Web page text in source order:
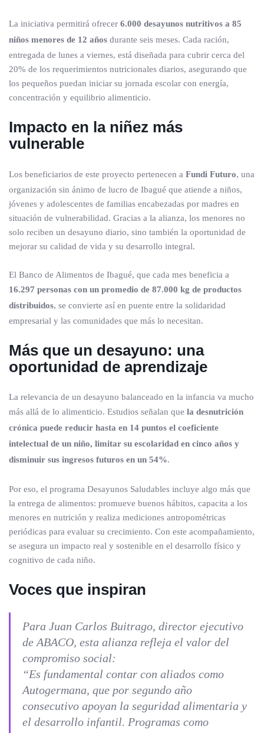
La iniciativa permitirá ofrecer 6.000 desayunos nutritivos a 85
niños menores de 12 años durante seis meses. Cada ración,
entregada de lunes a viernes, está diseñada para cubrir cerca del
20% de los requerimientos nutricionales diarios, asegurando que
los pequeños puedan iniciar su jornada escolar con energía,
concentración y equilibrio alimenticio.
Impacto en la niñez más
vulnerable
Los beneficiarios de este proyecto pertenecen a Fundi Futuro, una
organización sin ánimo de lucro de Ibagué que atiende a niños,
jóvenes y adolescentes de familias encabezadas por madres en
situación de vulnerabilidad. Gracias a la alianza, los menores no
solo reciben un desayuno diario, sino también la oportunidad de
mejorar su calidad de vida y su desarrollo integral.
El Banco de Alimentos de Ibagué, que cada mes beneficia a
16.297 personas con un promedio de 87.000 kg de productos
distribuidos, se convierte así en puente entre la solidaridad
empresarial y las comunidades que más lo necesitan.
Más que un desayuno: una
oportunidad de aprendizaje
La relevancia de un desayuno balanceado en la infancia va mucho
más allá de lo alimenticio. Estudios señalan que la desnutrición
crónica puede reducir hasta en 14 puntos el coeficiente
intelectual de un niño, limitar su escolaridad en cinco años y
disminuir sus ingresos futuros en un 54%.
Por eso, el programa Desayunos Saludables incluye algo más que
la entrega de alimentos: promueve buenos hábitos, capacita a los
menores en nutrición y realiza mediciones antropométricas
periódicas para evaluar su crecimiento. Con este acompañamiento,
se asegura un impacto real y sostenible en el desarrollo físico y
cognitivo de cada niño.
Voces que inspiran
Para Juan Carlos Buitrago, director ejecutivo
de ABACO, esta alianza refleja el valor del
compromiso social:
“Es fundamental contar con aliados como
Autogermana, que por segundo año
consecutivo apoyan la seguridad alimentaria y
el desarrollo infantil. Programas como